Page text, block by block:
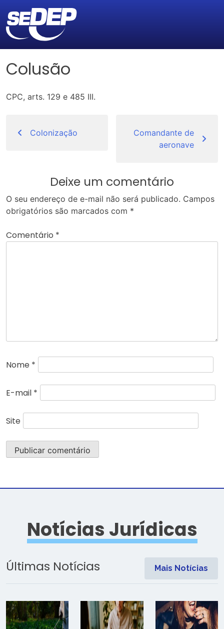
Colusão
CPC, arts. 129 e 485 III.
de
Colonização
Comandante de
aeronave
Deixe um comentário
O seu endereço de e-mail não será publicado. Campos
obrigatórios são marcados com *
Comentário *
Nome *
E-mail *
Site
Notícias Jurídicas
Últimas Notícias Mais Notícias